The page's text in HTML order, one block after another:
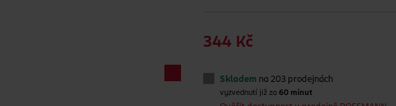
344 Kč
Skladem na 203 prodejnách
vyzvednutí již za60 minut